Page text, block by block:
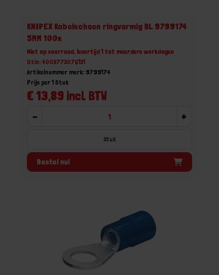
KNIPEX Kabelschoen ringvormig BL 9799174
5MM 100x
Niet op voorraad, levertijd 1 tot meerdere werkdagen
Gtin: 4003773076131
Artikelnummer merk: 9799174
€ 13,89 incl. BTW
Prijs per 1 Stuk
- +
Stuk
Bestel nu!